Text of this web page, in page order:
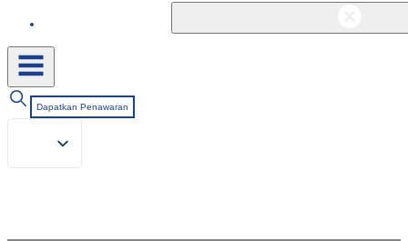
Dapatkan Penawaran